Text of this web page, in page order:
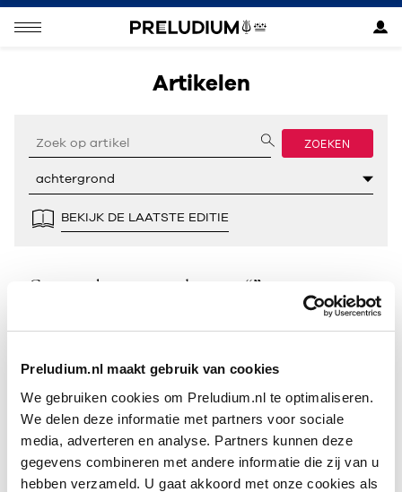
Preludium.nl maakt gebruik van cookies
We gebruiken cookies om Preludium.nl te optimaliseren.
We delen deze informatie met partners voor sociale
media, adverteren en analyse. Partners kunnen deze
gegevens combineren met andere informatie die zij van u
hebben verzameld. U gaat akkoord met onze cookies als
Artikelen
ZOEKEN
BEKIJK DE LAATSTE EDITIE
Geen resultaten gevonden voor “”.